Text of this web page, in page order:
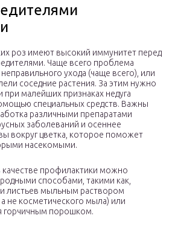
роз имеют высокий иммунитет перед
Чаще всего проблема
ухода (чаще всего), или
соседние растения. За этим нужно
при малейших признаках недуга
специальных средств. Важны
различными препаратами
заболеваний и осеннее
вокруг цветка, которое поможет
насекомыми.
качестве профилактики можно
способами, такими как,
листьев мыльным раствором
не косметического мыла) или
горчичным порошком.